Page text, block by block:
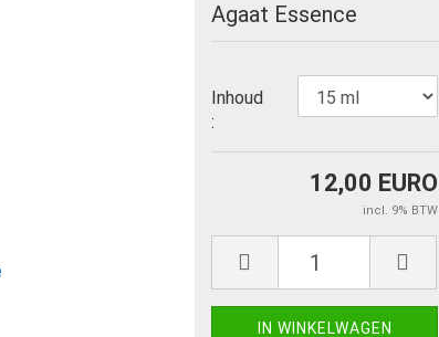
Agaat Essence
Inhoud
:
12,00 EURO
incl. 9% BTW